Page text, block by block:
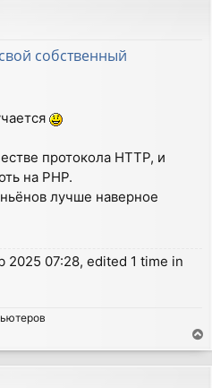
собственный
протокола HTTP, и
на PHP.
лучше наверное
2025 07:28, edited 1 time in
o
p